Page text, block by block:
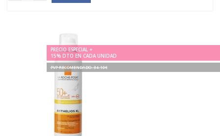
PRECIO ESPECIAL +
15% DTO EN CADA UNIDAD
PVP RECOMENDADO. 34.10€